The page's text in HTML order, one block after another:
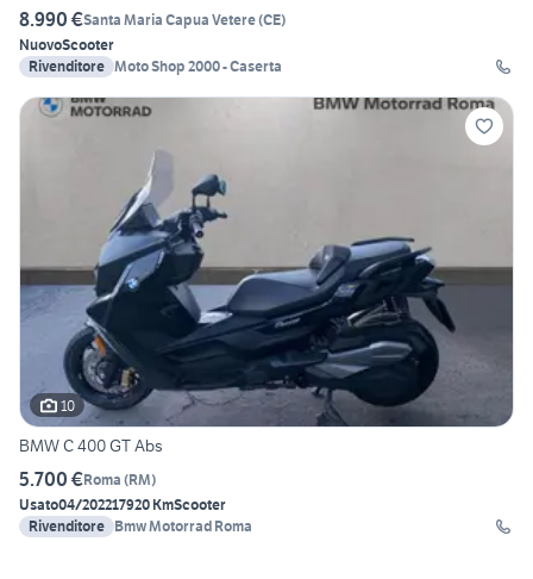
8.990 €Santa Maria Capua Vetere(CE)
NuovoScooter
Rivenditore Moto Shop 2000 - Caserta
10
BMW C 400 GT Abs
5.700 €Roma (RM)
Usato04/202217920 KmScooter
Rivenditore Bmw Motorrad Roma